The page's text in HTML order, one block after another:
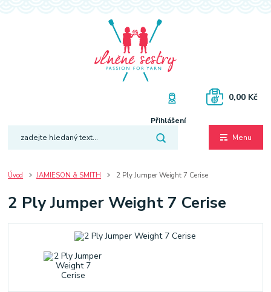
Menu
Přihlášení
0,00 Kč
Úvod JAMIESON & SMITH 2 Ply Jumper Weight 7 Cerise
2 Ply Jumper Weight 7 Cerise